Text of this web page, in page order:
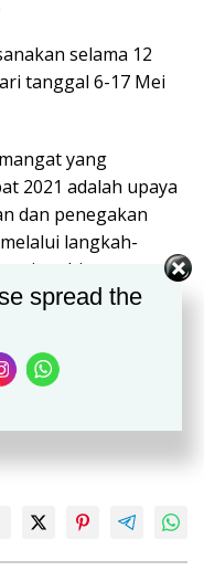
selama 12
tanggal 6-17 Mei
yang
2021 adalah upaya
dan penegakan
langkah-
sehingga
kesehatan.
spread the